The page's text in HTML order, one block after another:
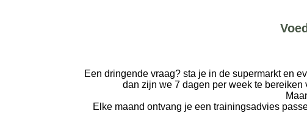
Een dringende vraag? sta je in de supermarkt en
dan zijn we 7 dagen per week te
Elke maand ontvang je een trainingsadvies